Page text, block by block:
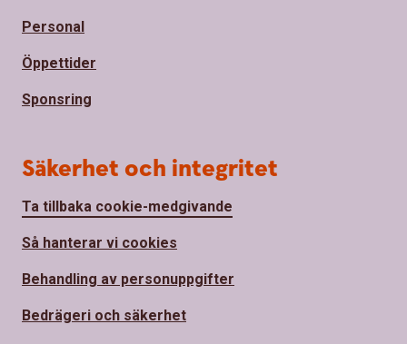
Personal
Öppettider
Sponsring
Säkerhet och integritet
Ta tillbaka cookie-medgivande
Så hanterar vi cookies
Behandling av personuppgifter
Bedrägeri och säkerhet